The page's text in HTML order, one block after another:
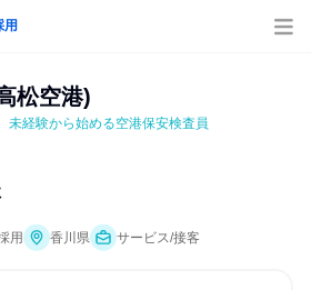
用
松空港)
未経験から始める空港保安検査員
用 香川県 サービス/接客